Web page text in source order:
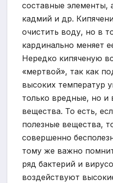
составные элементы,
кадмий и др.
очистить воду, но в
кардинально меняет
Нередко кипяченую
«мертвой», так как
высоких температур
только вредные, но и
вещества. То есть,
полезные вещества,
совершенно
тому же важно
ряд бактерий и
воздействуют